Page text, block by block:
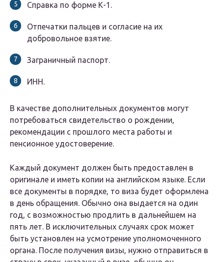
Справка по форме К-1.
Отпечатки пальцев и согласие на их
добровольное взятие.
Заграничный паспорт.
ИНН.
В качестве дополнительных документов могут
потребоваться свидетельство о рождении,
рекомендации с прошлого места работы и
пенсионное удостоверение.
Каждый документ должен быть предоставлен в
оригинале и иметь копии на английском языке. Если
все документы в порядке, то виза будет оформлена
в день обращения. Обычно она выдается на один
год, с возможностью продлить в дальнейшем на
пять лет. В исключительных случаях срок может
быть установлен на усмотрение уполномоченного
органа. После получения визы, нужно отправиться в